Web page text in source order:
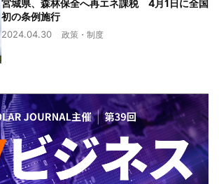
宮城県、森林保全へ再エネ課税 4月1日に全国
初の条例施行
2024.04.30 政策・制度